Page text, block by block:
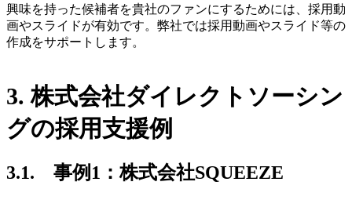
興味を持った候補者を貴社のファンにするためには、採用動
画やスライドが有効です。弊社では採用動画やスライド等の
作成をサポートします。
3. 株式会社ダイレクトソーシン
グの採用支援例
3.1. 事例1：株式会社SQUEEZE